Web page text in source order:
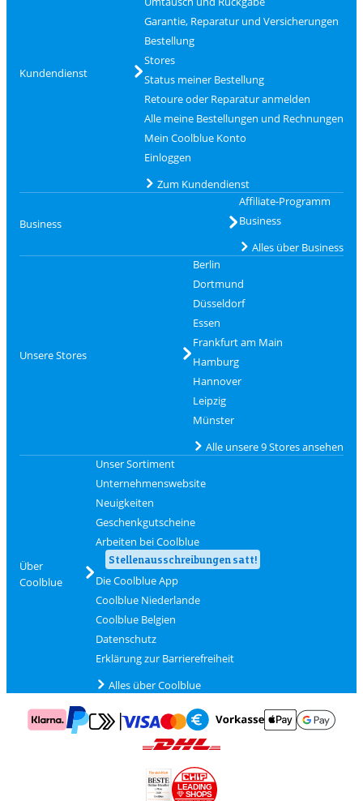
Kundendienst
Garantie, Reparatur und Versicherungen
Bestellung
Stores
Status meiner Bestellung
Retoure oder Reparatur anmelden
Alle meine Bestellungen und Rechnungen
Mein Coolblue Konto
Einloggen
Zum Kundendienst
Business
Affiliate-Programm
Business
Alles über Business
Unsere Stores
Berlin
Dortmund
Düsseldorf
Essen
Frankfurt am Main
Hamburg
Hannover
Leipzig
Münster
Alle unsere 9 Stores ansehen
Über
Coolblue
Unser Sortiment
Unternehmenswebsite
Neuigkeiten
Geschenkgutscheine
Arbeiten bei Coolblue
Stellenausschreibungen satt!
Die Coolblue App
Coolblue Niederlande
Coolblue Belgien
Datenschutz
Erklärung zur Barrierefreiheit
Alles über Coolblue
Zahlung mit PayPal
Zahlung mit Mastercard und Visa über Click to Pay
Zahlung mit Vorkasse
LEADING
SHOPS